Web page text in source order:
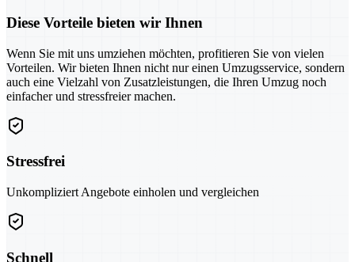
Diese Vorteile bieten wir Ihnen
Wenn Sie mit uns umziehen möchten, profitieren Sie von vielen
Vorteilen. Wir bieten Ihnen nicht nur einen Umzugsservice, sondern
auch eine Vielzahl von Zusatzleistungen, die Ihren Umzug noch
einfacher und stressfreier machen.
Stressfrei
Unkompliziert Angebote einholen und vergleichen
Schnell